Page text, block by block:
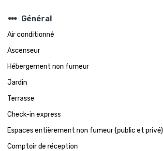
steppers Général
Air conditionné
Ascenseur
Hébergement non fumeur
Jardin
Terrasse
Check-in express
Espaces entièrement non fumeur (public et privé)
Comptoir de réception